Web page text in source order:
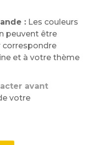
: Les couleurs
peuvent être
correspondre
et à votre thème
avant
votre